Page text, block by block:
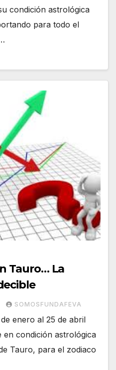
condición astrológica
para todo el
Tauro… La
SOMOSFUNDAFEVA
enero al 25 de abril
en condición astrológica
Tauro, para el zodiaco